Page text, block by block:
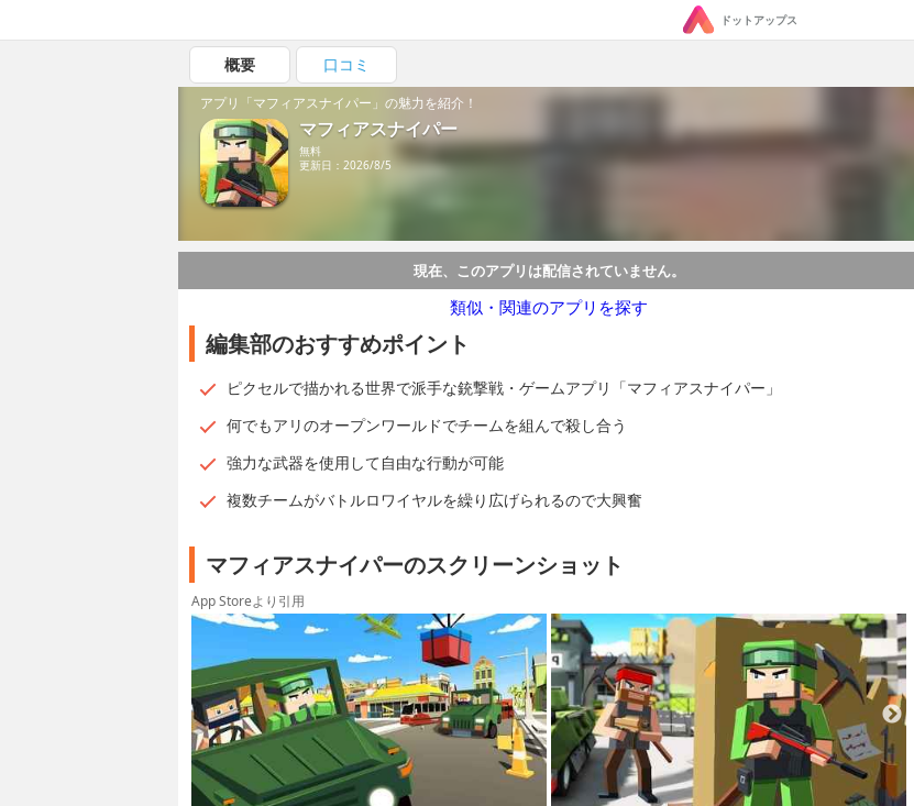
ドットアップス
概要 口コミ
アプリ「マフィアスナイパー」の魅力を紹介！
マフィアスナイパー
無料
更新日：2026/8/5
現在、このアプリは配信されていません。
類似・関連のアプリを探す
編集部のおすすめポイント
ピクセルで描かれる世界で派手な銃撃戦・ゲームアプリ「マフィアスナイパー」
何でもアリのオープンワールドでチームを組んで殺し合う
強力な武器を使用して自由な行動が可能
複数チームがバトルロワイヤルを繰り広げられるので大興奮
マフィアスナイパーのスクリーンショット
App Storeより引用